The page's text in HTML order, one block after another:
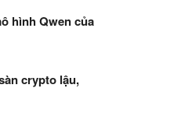
hình Qwen của
crypto lậu,